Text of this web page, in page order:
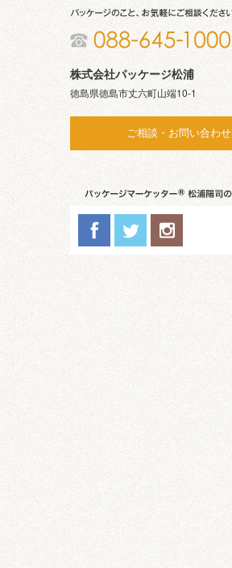
株式会社パッケージ松浦
徳島県徳島市丈六町山端10-1
ご相談・お問い合わせ